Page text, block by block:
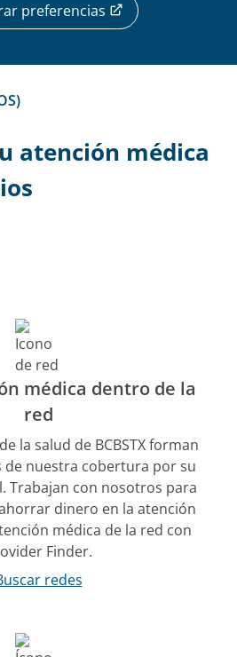
preferencias
atención médica
médica dentro de la
red
la salud de BCBSTX forman
de nuestra cobertura por su
Trabajan con nosotros para
dinero en la atención
médica de la red con
Finder.
redes